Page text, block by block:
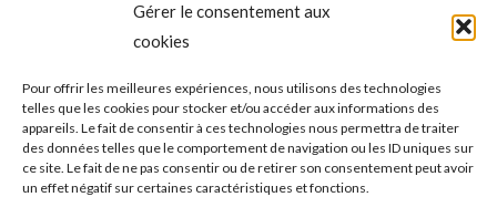
Gérer le consentement aux
cookies
Pour offrir les meilleures expériences, nous utilisons des technologies
telles que les cookies pour stocker et/ou accéder aux informations des
appareils. Le fait de consentir à ces technologies nous permettra de traiter
des données telles que le comportement de navigation ou les ID uniques sur
ce site. Le fait de ne pas consentir ou de retirer son consentement peut avoir
un effet négatif sur certaines caractéristiques et fonctions.
NAVIGATION
DE
ONGLET PRÉCÉDENT
Onglet
Mathis Bellon : mini OGP, maxi champion et
grand petit homme !